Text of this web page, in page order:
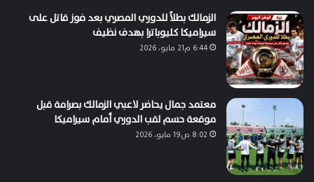
الزمالك بطلاً للدوري المصري بعد فوز قاتل على
سيراميكا كليوباترا بهدف نظيف
6:44 م21 مايو، 2026
معتمد جمال يحاضر لاعبي الزمالك بصرامة قبل
موقعة حسم لقب الدوري أمام سيراميكا
8:02 ص19 مايو، 2026